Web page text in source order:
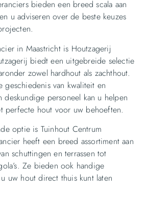
bieden een breed scala aan
u adviseren over de beste keuzes
in Maastricht is Houtzagerij
biedt een uitgebreide selectie
zowel hardhout als zachthout.
geschiedenis van kwaliteit en
deskundige personeel kan u helpen
perfecte hout voor uw behoeften.
optie is Tuinhout Centrum
heeft een breed assortiment aan
schuttingen en terrassen tot
Ze bieden ook handige
uw hout direct thuis kunt laten